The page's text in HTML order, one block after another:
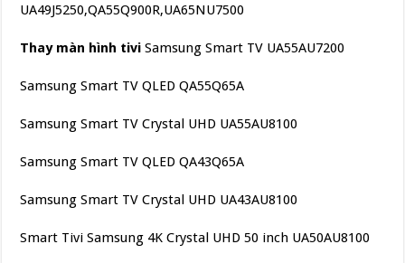
UA49J5250,QA55Q900R,UA65NU7500
Thay màn hình tivi Samsung Smart TV UA55AU7200
Samsung Smart TV QLED QA55Q65A
Samsung Smart TV Crystal UHD UA55AU8100
Samsung Smart TV QLED QA43Q65A
Samsung Smart TV Crystal UHD UA43AU8100
Smart Tivi Samsung 4K Crystal UHD 50 inch UA50AU8100